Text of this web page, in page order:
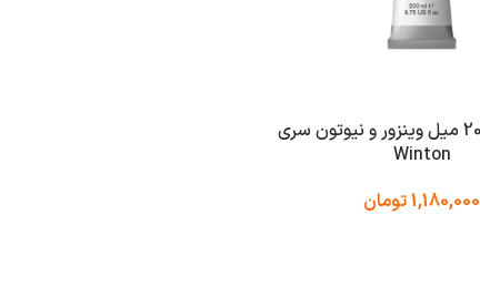
رنگ روغن 200 میل وینزور و نیوتون سری
Winton
1,180,000تومان